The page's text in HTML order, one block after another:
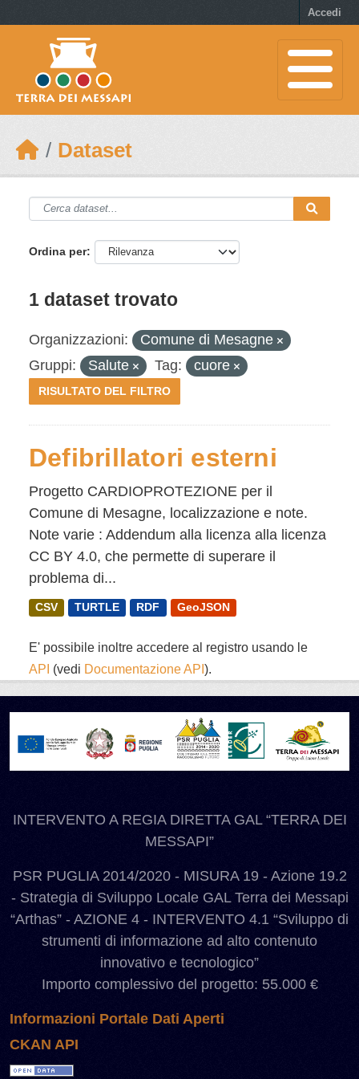
Accedi
Dataset
Ordina per
1 dataset trovato
Organizzazioni:
Comune di Mesagne
Gruppi:
Salute Tag: cuore
RISULTATO DEL FILTRO
Defibrillatori esterni
Progetto CARDIOPROTEZIONE per il
Comune di Mesagne, localizzazione e note.
Note varie : Addendum alla licenza alla licenza
CC BY 4.0, che permette di superare il
problema di...
CSV TURTLE RDF GeoJSON
E' possibile inoltre accedere al registro usando le
API (vedi Documentazione API ).
INTERVENTO A REGIA DIRETTA GAL “TERRA DEI
MESSAPI”
PSR PUGLIA 2014/2020 - MISURA 19 - Azione 19.2
- Strategia di Sviluppo Locale GAL Terra dei Messapi
“Arthas” - AZIONE 4 - INTERVENTO 4.1 “Sviluppo di
strumenti di informazione ad alto contenuto
innovativo e tecnologico”
Importo complessivo del progetto: 55.000 €
Informazioni Portale Dati Aperti
CKAN API